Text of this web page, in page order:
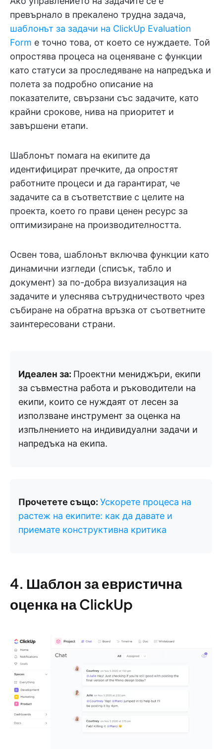
превърнало в прекалено трудна задача,
шаблонът за задачи на ClickUp Evaluation
Form е точно това, от което се нуждаете. Той
опростява процеса на оценяване с функции
като статуси за проследяване на напредъка и
полета за подробно описание на
показателите, свързани със задачите, като
крайни срокове, нива на приоритет и
завършени етапи.
Шаблонът помага на екипите да
идентифицират пречките, да опростят
работните процеси и да гарантират, че
задачите са в съответствие с целите на
проекта, което го прави ценен ресурс за
оптимизиране на производителността.
Освен това, шаблонът включва функции като
динамични изгледи (списък, табло и
документ) за по-добра визуализация на
задачите и улеснява сътрудничеството чрез
събиране на обратна връзка от съответните
заинтересовани страни.
Идеален за: Проектни мениджъри, екипи
за съвместна работа и ръководители на
екипи, които се нуждаят от лесен за
използване инструмент за оценка на
изпълнението на индивидуални задачи и
напредъка на екипа.
Прочетете също: Ускорете процеса на
растеж на екипите: как да давате и
приемате конструктивна критика
4. Шаблон за евристична
оценка на ClickUp